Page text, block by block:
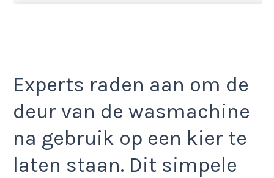
Experts raden aan om de
deur van de wasmachine
na gebruik op een kier te
laten staan. Dit simpele